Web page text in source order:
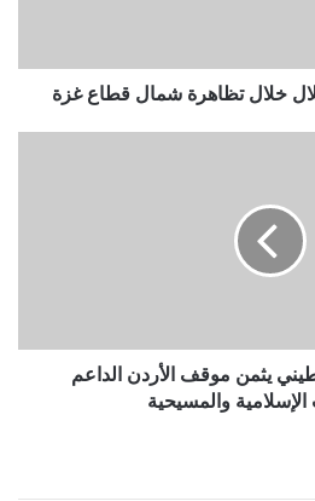
يثمن موقف الأردن الداعم
والمسيحية